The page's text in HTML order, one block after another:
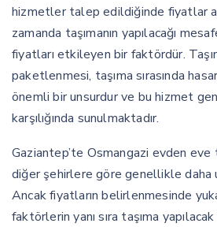
hizmetler talep edildiğinde fiyatlar
zamanda taşımanın yapılacağı
fiyatları etkileyen bir faktördür.
paketlenmesi, taşıma sırasında
önemli bir unsurdur ve bu hizmet
karşılığında sunulmaktadır.
Gaziantep’te Osmangazi evden eve
diğer şehirlere göre genellikle daha
Ancak fiyatların belirlenmesinde
faktörlerin yanı sıra taşıma